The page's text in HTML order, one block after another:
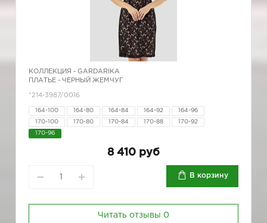
КОЛЛЕКЦИЯ - GARDARIKA
ПЛАТЬЕ - ЧЕРНЫЙ ЖЕМЧУГ
*214-3987/0016
164-100 164-80 164-84 164-92 164-96
170-100 170-80 170-84 170-88 170-92
170-96
8 410 руб
В корзину
Читать отзывы 0